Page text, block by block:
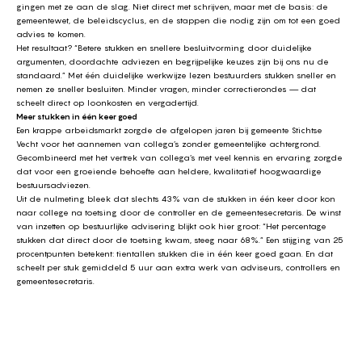
gingen met ze aan de slag. Niet direct met schrijven, maar met de basis: de
gemeentewet, de beleidscyclus, en de stappen die nodig zijn om tot een goed
advies te komen.
Het resultaat? “Betere stukken en snellere besluitvorming door duidelijke
argumenten, doordachte adviezen en begrijpelijke keuzes zijn bij ons nu de
standaard.” Met één duidelijke werkwijze lezen bestuurders stukken sneller en
nemen ze sneller besluiten. Minder vragen, minder correctierondes — dat
scheelt direct op loonkosten en vergadertijd.
Meer stukken in één keer goed
Een krappe arbeidsmarkt zorgde de afgelopen jaren bij gemeente Stichtse
Vecht voor het aannemen van collega’s zonder gemeentelijke achtergrond.
Gecombineerd met het vertrek van collega’s met veel kennis en ervaring zorgde
dat voor een groeiende behoefte aan heldere, kwalitatief hoogwaardige
bestuursadviezen.
Uit de nulmeting bleek dat slechts 43% van de stukken in één keer door kon
naar college na toetsing door de controller en de gemeentesecretaris. De winst
van inzetten op bestuurlijke advisering blijkt ook hier groot: “Het percentage
stukken dat direct door de toetsing kwam, steeg naar 68%.” Een stijging van 25
procentpunten betekent: tientallen stukken die in één keer goed gaan. En dat
scheelt per stuk gemiddeld 5 uur aan extra werk van adviseurs, controllers en
gemeentesecretaris.